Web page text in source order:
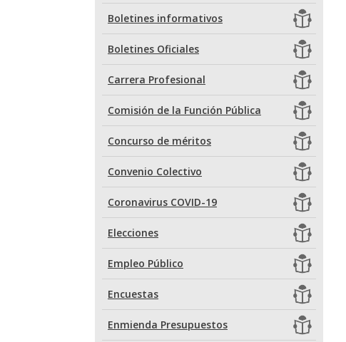
Boletines informativos
Boletines Oficiales
Carrera Profesional
Comisión de la Función Pública
Concurso de méritos
Convenio Colectivo
Coronavirus COVID-19
Elecciones
Empleo Público
Encuestas
Enmienda Presupuestos